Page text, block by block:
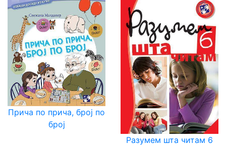
Прича по прича, број по
број
Разумем шта читам 6